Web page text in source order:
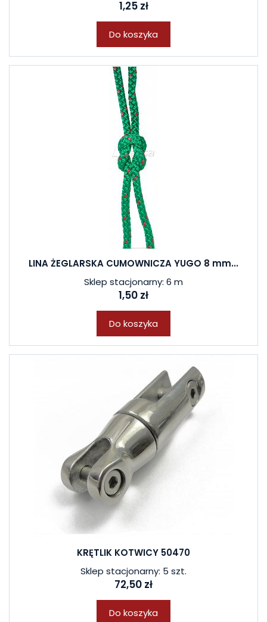
1,25 zł
Do koszyka
LINA ŻEGLARSKA CUMOWNICZA YUGO 8 mm...
Sklep stacjonarny: 6 m
1,50 zł
Do koszyka
KRĘTLIK KOTWICY 50470
Sklep stacjonarny: 5 szt.
72,50 zł
Do koszyka